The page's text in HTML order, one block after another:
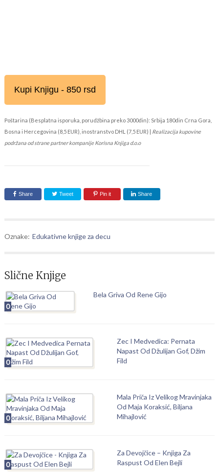
Kupi Knjigu - 850 rsd
Poštarina (Besplatna isporuka, porudžbina preko 3000din): Srbija 180din Crna Gora,
Bosna i Hercegovina (8,5 EUR), inostranstvo DHL (7,5 EUR) | Realizacija kupovine
podržana od strane partner kompanije Korisna Knjiga d.o.o
Share Tweet Pin it Share
Oznake: Edukativne knjige za decu
Slične Knjige
0
Bela Griva Od Rene Gijo
0
Zec I Medvedica: Pernata
Napast Od Džulijan Gof, Džim
Fild
0
Mala Priča Iz Velikog Mravinjaka
Od Maja Koraksić, Biljana
Mihajlović
0
Za Devojčice – Knjiga Za
Raspust Od Elen Bejli